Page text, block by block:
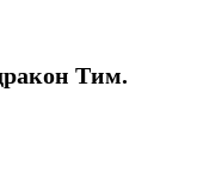
Тим.